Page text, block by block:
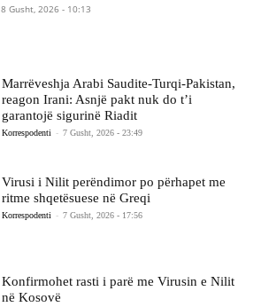
8 Gusht, 2026 - 10:13
Marrëveshja Arabi Saudite-Turqi-Pakistan,
reagon Irani: Asnjë pakt nuk do t’i
garantojë sigurinë Riadit
Korrespodenti - 7 Gusht, 2026 - 23:49
Virusi i Nilit perëndimor po përhapet me
ritme shqetësuese në Greqi
Korrespodenti - 7 Gusht, 2026 - 17:56
Konfirmohet rasti i parë me Virusin e Nilit
në Kosovë